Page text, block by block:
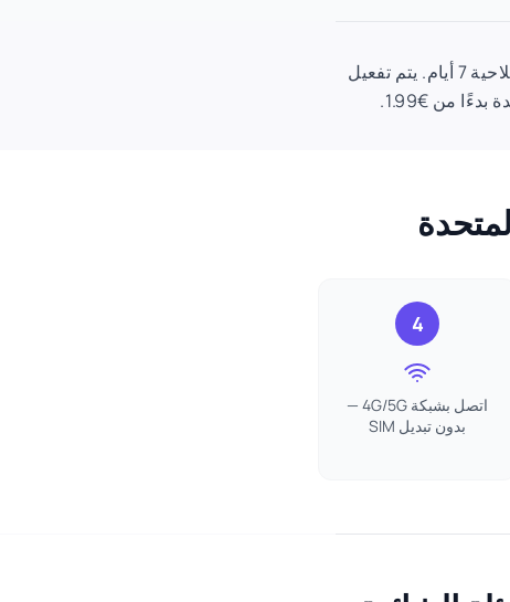
خطة eSIM 1 جيجا بايت لـ الإمارات العربية المتحدة تكلف €1.99 (€1.99/جيجابايت) بصلاحية 7 أيام. يتم تفعيل
4
اتصل بشبكة 4G/5G —
بدون تبديل SIM